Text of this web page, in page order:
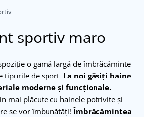
sportiv maro
o gamă largă de îmbrăcăminte
tipurile de sport. La noi găsiți haine
moderne și funcționale.
mai plăcute cu hainele potrivite și
se vor îmbunătăți!Îmbrăcămintea